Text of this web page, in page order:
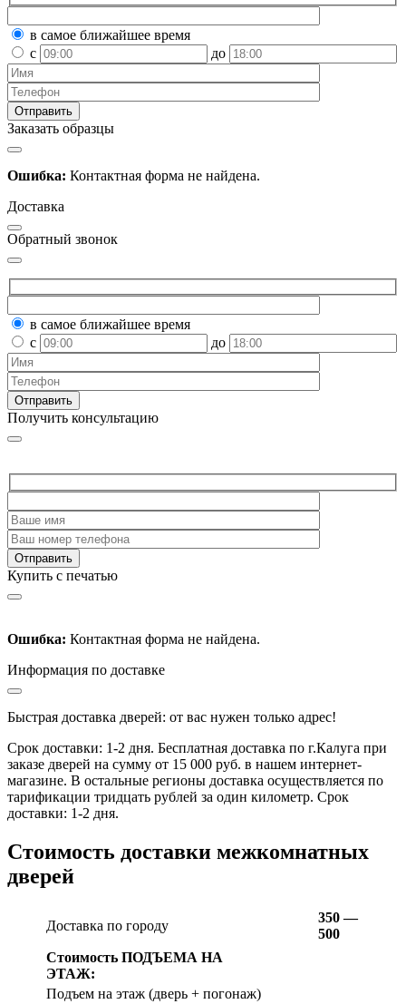
в самое ближайшее время
с
до
Заказать образцы
Ошибка: Контактная форма не найдена.
Доставка
Обратный звонок
в самое ближайшее время
с
до
Получить консультацию
Купить с печатью
Ошибка: Контактная форма не найдена.
Информация по доставке
Быстрая доставка дверей: от вас нужен только адрес!
Срок доставки: 1-2 дня. Бесплатная доставка по г.Калуга при
заказе дверей на сумму от 15 000 руб. в нашем интернет-
магазине. В остальные регионы доставка осуществляется по
тарификации тридцать рублей за один километр. Срок
доставки: 1-2 дня.
Стоимость доставки межкомнатных
дверей
Доставка по городу
350 —
500
Стоимость ПОДЪЕМА НА
ЭТАЖ:
Подъем на этаж (дверь + погонаж)